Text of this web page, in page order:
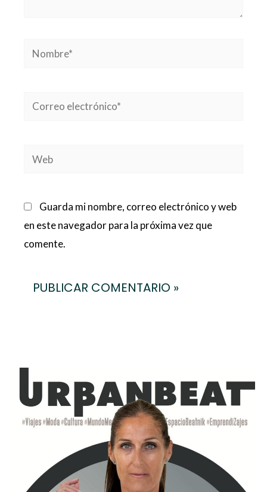
Nombre*
Correo
Web
Guarda mi nombre, correo electrónico y web
en este navegador para la próxima vez que
comente.